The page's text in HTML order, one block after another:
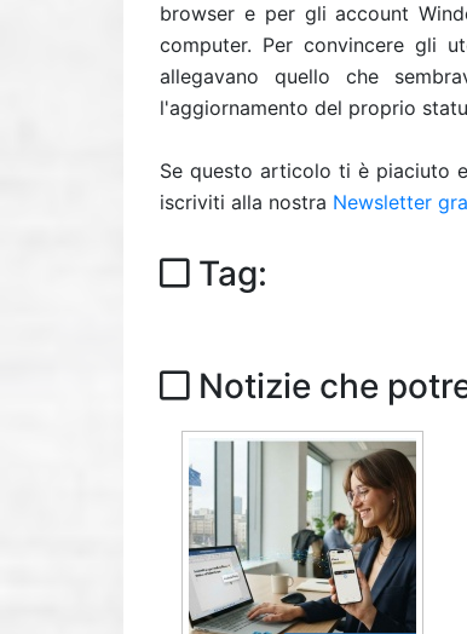
browser e per gli account
computer. Per convincere gli
allegavano quello che
l'aggiornamento del proprio
Se questo articolo ti è piaciuto
iscriviti alla nostra Newsletter
Tag:
Notizie che